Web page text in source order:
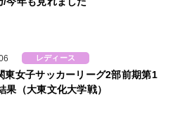
レディース
東女子サッカーリーグ2部前期第1
果（大東文化大学戦）